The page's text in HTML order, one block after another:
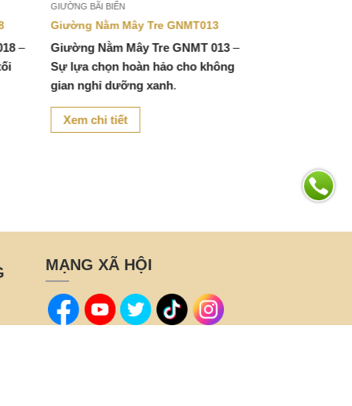
–
GIƯỜNG BÃI BIỂN
Giường Nằm Mây Tre GNMT013
Giường Nằm Mây Tre GNMT 013–
Sự lựa chọn hoàn hảo cho không
gian nghỉ dưỡng xanh.
Xem chi tiết
MẠNG XÃ HỘI